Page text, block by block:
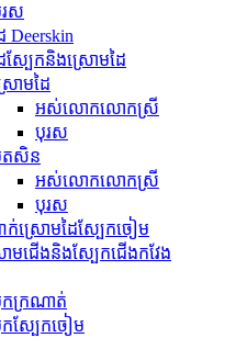
ស
Deerskin
ស្បែកនិងស្រោមដៃ
ោមដៃ
អស់លោកលោកស្រី
បុរស
តសិន
អស់លោកលោកស្រី
បុរស
ក់ស្រោមដៃស្បែកចៀម
មជើងនិងស្បែកជើងកវែង
ក្រណាត់
ស្បែកចៀម